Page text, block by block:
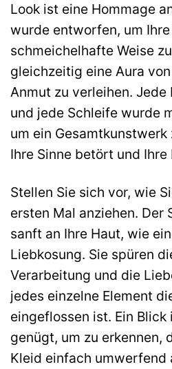
Look ist eine Hommage
wurde entworfen, um
schmeichelhafte Weise
gleichzeitig eine Aura
Anmut zu verleihen. Jede
und jede Schleife wurde
um ein
Ihre Sinne betört und
Stellen Sie sich vor, wie
ersten Mal anziehen. Der
sanft an Ihre Haut, wie
Liebkosung. Sie spüren
Verarbeitung und die
jedes einzelne Element
eingeflossen ist. Ein Blick
genügt, um zu erkennen,
Kleid einfach umwerfend